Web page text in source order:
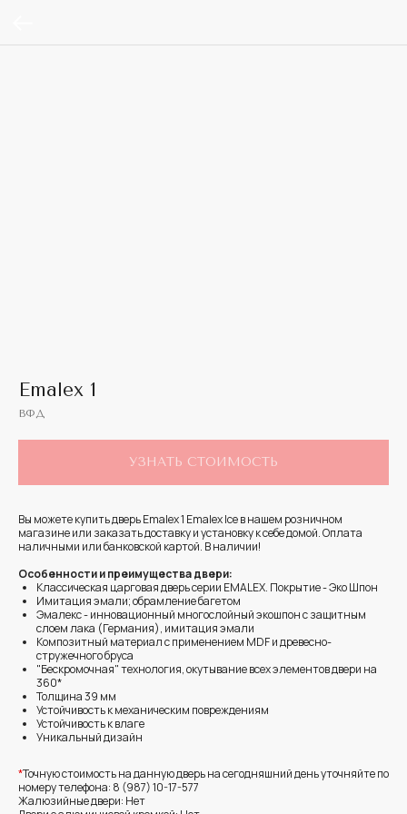
Emalex 1
ВФД
УЗНАТЬ СТОИМОСТЬ
Вы можете купить дверь Emalex 1 Emalex Ice в нашем розничном
магазине или заказать доставку и установку к себе домой. Оплата
наличными или банковской картой. В наличии!
Особенности и преимущества двери:
Классическая царговая дверь cерии EMALEX. Покрытие - Эко Шпон
Имитация эмали; обрамление багетом
Эмалекс - инновационный многослойный экошпон с защитным
слоем лака (Германия), имитация эмали
Композитный материал с применением MDF и древесно-
стружечного бруса
"Бескромочная" технология, окутывание всех элементов двери на
360*
Толщина 39 мм
Устойчивость к механическим повреждениям
Устойчивость к влаге
Уникальный дизайн
*Точную стоимость на данную дверь на сегодняшний день уточняйте по
номеру телефона: 8 (987) 10-17-577
Жалюзийные двери: Нет